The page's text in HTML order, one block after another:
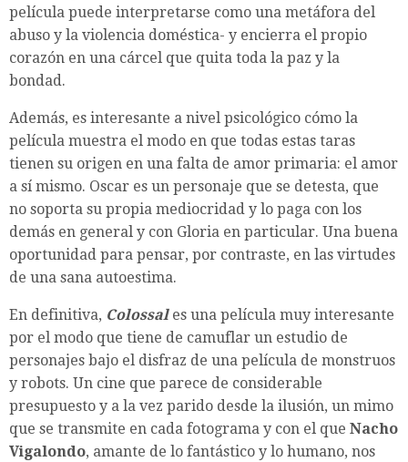
película puede interpretarse como una metáfora del
abuso y la violencia doméstica- y encierra el propio
corazón en una cárcel que quita toda la paz y la
bondad.
Además, es interesante a nivel psicológico cómo la
película muestra el modo en que todas estas taras
tienen su origen en una falta de amor primaria: el amor
a sí mismo. Oscar es un personaje que se detesta, que
no soporta su propia mediocridad y lo paga con los
demás en general y con Gloria en particular. Una buena
oportunidad para pensar, por contraste, en las virtudes
de una sana autoestima.
En definitiva, Colossal es una película muy interesante
por el modo que tiene de camuflar un estudio de
personajes bajo el disfraz de una película de monstruos
y robots. Un cine que parece de considerable
presupuesto y a la vez parido desde la ilusión, un mimo
que se transmite en cada fotograma y con el que Nacho
Vigalondo, amante de lo fantástico y lo humano, nos